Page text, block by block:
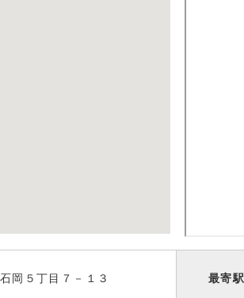
岡５丁目７－１３ 最寄駅